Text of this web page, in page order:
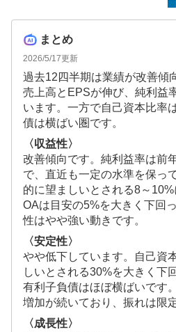
まとめ
2026/5/17更新
過去12四半期は業績が改善傾
売上高とEPSが伸び、純利益
います。一方で自己資本比率
債は横ばい圏です。
〈収益性〉
改善傾向です。純利益率は前
で、直近も一定の水準を保っ
的に望ましいとされる8～
OAは目安の5%を大きく下回
性はやや強い動きです。
〈安定性〉
やや低下しています。自己資
しいとされる30%を大きく下
有利子負債はほぼ横ばいです
増加が続いており、振れは限
〈成長性〉